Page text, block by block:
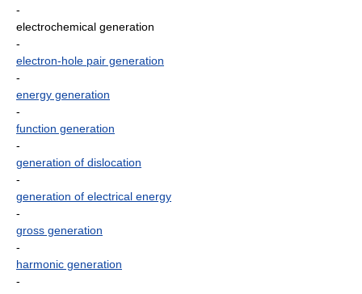
-
electrochemical generation
-
electron-hole pair generation
-
energy generation
-
function generation
-
generation of dislocation
-
generation of electrical energy
-
gross generation
-
harmonic generation
-